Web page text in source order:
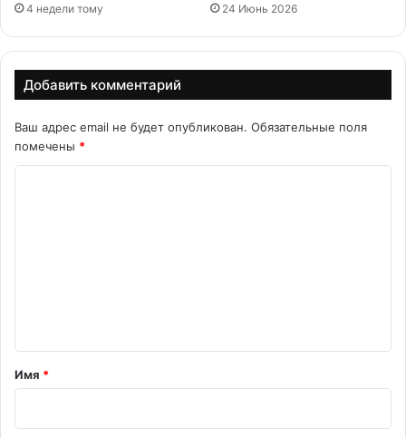
4 недели тому 24 Июнь 2026
Добавить комментарий
Ваш адрес email не будет опубликован. Обязательные поля
помечены *
а
и
Имя *